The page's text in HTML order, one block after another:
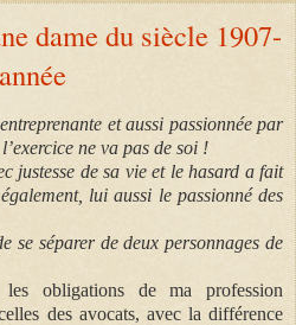
dame du siècle 1907-
et aussi passionnée par
ne va pas de soi !
justesse de sa vie et le hasard a fait
lui aussi le passionné des
se séparer de deux personnages de
obligations de ma profession
des avocats, avec la différence